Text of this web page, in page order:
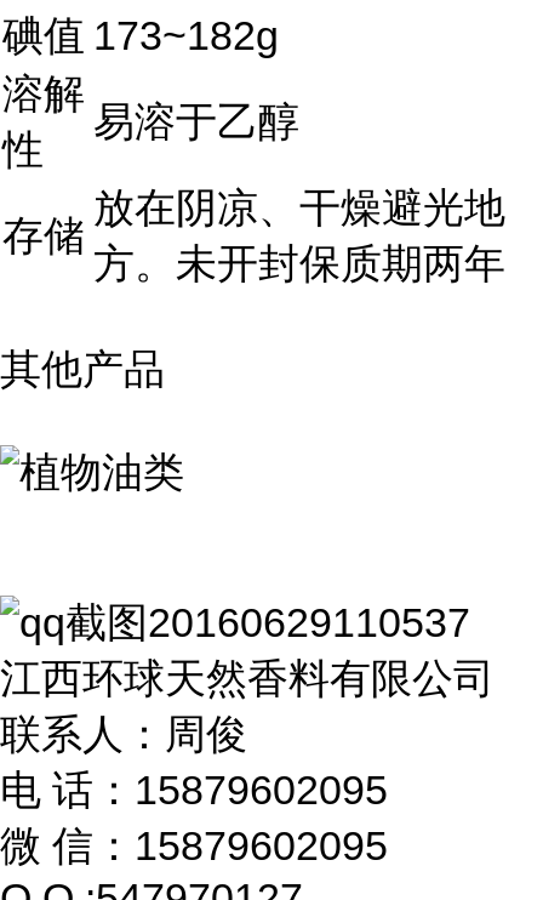
碘值 173~182g
溶解
性
易溶于乙醇
存储
放在阴凉、干燥避光地
方。未开封保质期两年
其他产品
江西环球天然香料有限公司
联系人：周俊
电 话：15879602095
微 信：15879602095